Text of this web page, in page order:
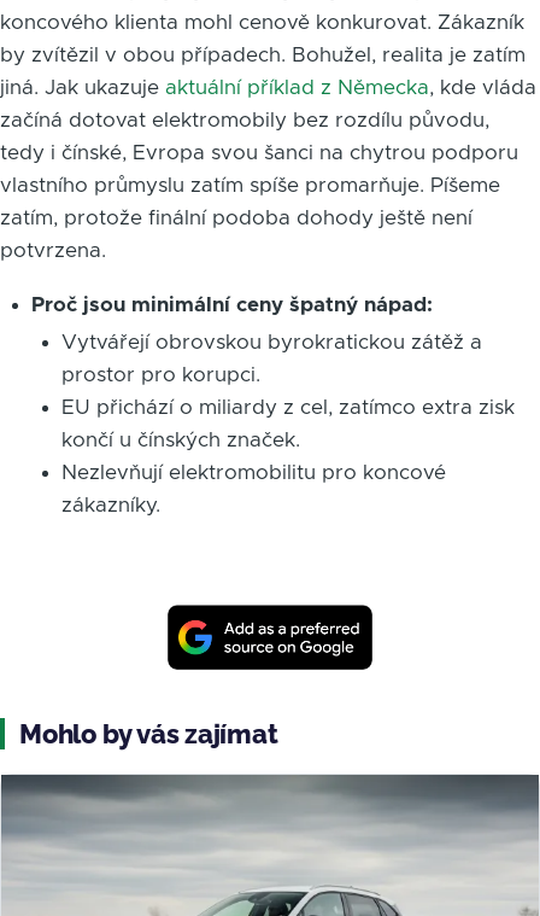
koncového klienta mohl cenově konkurovat. Zákazník
by zvítězil v obou případech. Bohužel, realita je zatím
jiná. Jak ukazuje aktuální příklad z Německa, kde vláda
začíná dotovat elektromobily bez rozdílu původu,
tedy i čínské, Evropa svou šanci na chytrou podporu
vlastního průmyslu zatím spíše promarňuje. Píšeme
zatím, protože finální podoba dohody ještě není
potvrzena.
Proč jsou minimální ceny špatný nápad:
Vytvářejí obrovskou byrokratickou zátěž a
prostor pro korupci.
EU přichází o miliardy z cel, zatímco extra zisk
končí u čínských značek.
Nezlevňují elektromobilitu pro koncové
zákazníky.
Mohlo by vás zajímat